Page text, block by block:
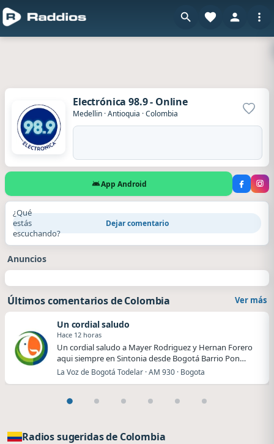
Electrónica 98.9 - Online
Medellin ·Antioquia ·Colombia
App Android
¿Qué
estás
escuchando?
Dejar comentario
Anuncios
Últimos comentarios de Colombia Ver más
Un cordial saludo
Hace 12 horas
Un cordial saludo a Mayer Rodriguez y Hernan Forero
aqui siempre en Sintonia desde Bogotá Barrio Pon…
La Voz de Bogotá Todelar · AM 930 · Bogota
Radios sugeridas de Colombia